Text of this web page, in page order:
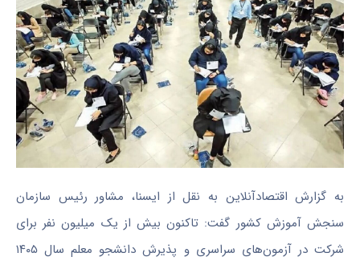
به گزارش اقتصادآنلاین به نقل از ایسنا، مشاور رئیس سازمان
سنجش آموزش کشور گفت: تاکنون بیش از یک میلیون نفر برای
شرکت در آزمون‌های سراسری و پذیرش دانشجو معلم سال ۱۴۰۵